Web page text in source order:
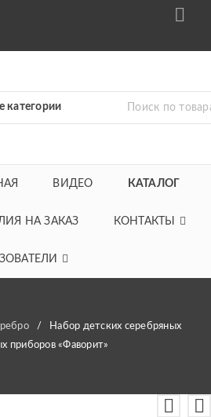
ВИДЕО КАТАЛОГ
НА ЗАКАЗ КОНТАКТЫ
/
Набор детских серебряных
приборов «Фаворит»